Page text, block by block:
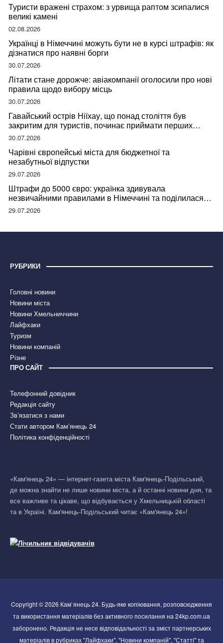
Туристи вражені страхом: з урвища раптом зсипалися
великі камені
02.08.2026
Українці в Німеччині можуть бути не в курсі штрафів: як
дізнатися про наявні борги
30.07.2026
Літати стане дорожче: авіакомпанії оголосили про нові
правила щодо вибору місць
30.07.2026
Гавайський острів Ніїхау, що понад століття був
закритим для туристів, починає приймати перших
відвідувачів
30.07.2026
Чарівні європейські міста для бюджетної та
незабутньої відпустки
29.07.2026
Штрафи до 5000 євро: українка здивувала
незвичайними правилами в Німеччині та поділилася
правдою
29.07.2026
РУБРИКИ
Головні новини
Новини міста
Новини Хмельниччини
Лайфхаки
Туризм
Новини компаній
Різне
ПРО САЙТ
Телефонний довідник
Редакція сайту
Зв’язатися з нами
Стати автором Кам’янець 24
Політика конфіденційності
«Кам'янець 24» — інтернет-газета міста Кам'янець-Подільський,
де можна знайти не лише новини міста, а й останні новини дня, та
все важливе та цікаве, що відбувається у Хмельницькій області
та в Україні. Кам'янець-Подільський читає «Кам'янець 24»!
Copyright © 2026 Кам`янець 24. Будь-яке копіювання, розповсюдження
та використання матеріалів без активного посилання на 24kp.com.ua
заборонено. Редакція не несе відповідальності за зміст партнерських
матеріалів в рубриках "Лайфхаки", "Новини компаній", "Статті" та